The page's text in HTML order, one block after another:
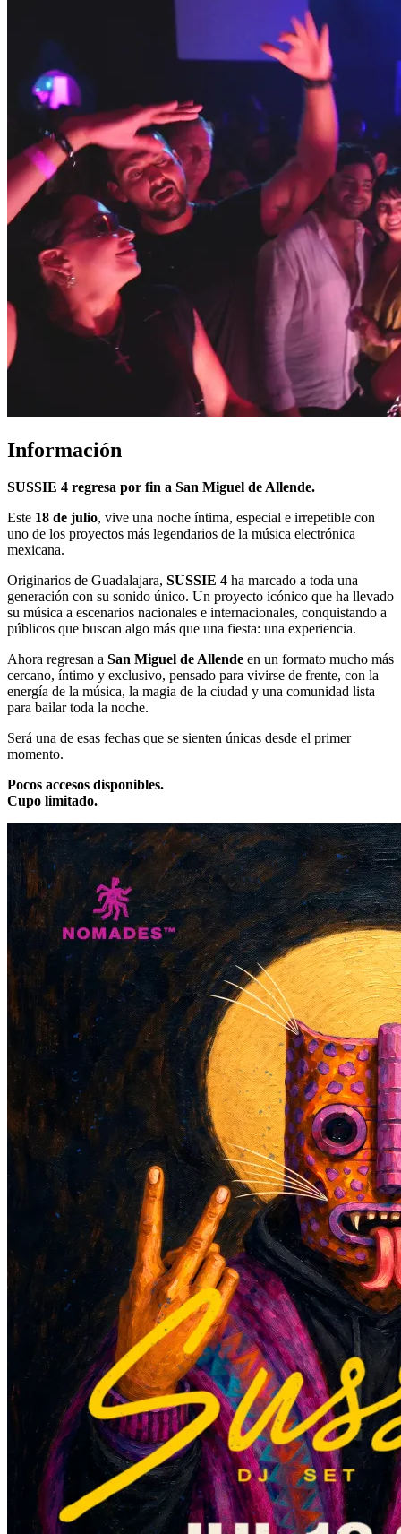
Información
SUSSIE 4 regresa por fin a San Miguel de Allende.
Este 18 de julio, vive una noche íntima, especial e irrepetible con
uno de los proyectos más legendarios de la música electrónica
mexicana.
Originarios de Guadalajara, SUSSIE 4 ha marcado a toda una
generación con su sonido único. Un proyecto icónico que ha llevado
su música a escenarios nacionales e internacionales, conquistando a
públicos que buscan algo más que una fiesta: una experiencia.
Ahora regresan a San Miguel de Allende en un formato mucho más
cercano, íntimo y exclusivo, pensado para vivirse de frente, con la
energía de la música, la magia de la ciudad y una comunidad lista
para bailar toda la noche.
Será una de esas fechas que se sienten únicas desde el primer
momento.
Pocos accesos disponibles.
Cupo limitado.